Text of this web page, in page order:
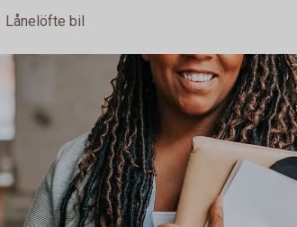
Lånelöfte bil